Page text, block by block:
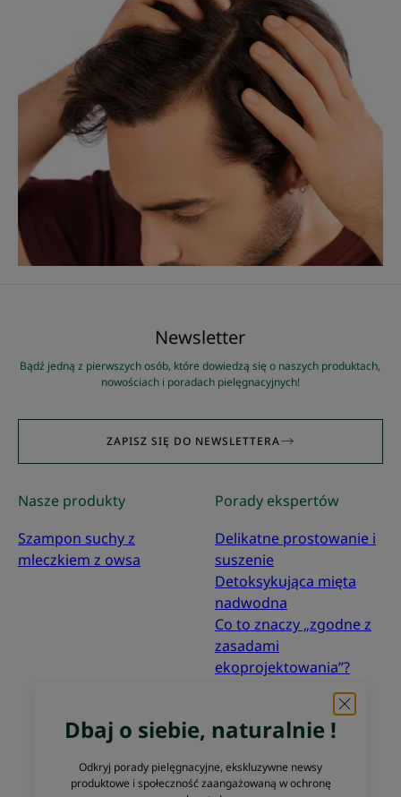
Dbaj o siebie, naturalnie !
Odkryj porady pielęgnacyjne, ekskluzywne newsy
produktowe i społeczność zaangażowaną w ochronę
Newsletter
Bądź jedną z pierwszych osób, które dowiedzą się o naszych produktach,
nowościach i poradach pielęgnacyjnych!
ZAPISZ SIĘ DO NEWSLETTERA
Nasze produkty
Szampon suchy z
mleczkiem z owsa
Porady ekspertów
Delikatne prostowanie i
suszenie
Detoksykująca mięta
nadwodna
Co to znaczy „zgodne z
zasadami
ekoprojektowania”?